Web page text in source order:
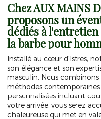
Chez AUX MAINS
proposons un
dédiés à
la barbe pour
Installé au cœur d'Istres,
son élégance et son
masculin. Nous combinons
méthodes
personnalisées incluant
votre arrivée, vous serez
chaleureuse qui met en